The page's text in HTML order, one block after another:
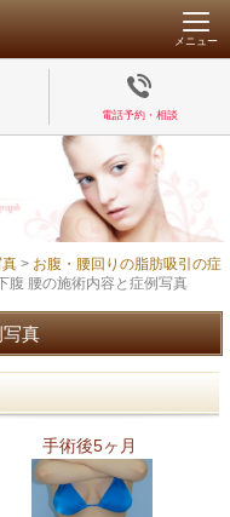
メニュー
電話予約・相談
> お腹・腰回りの脂肪吸引の症
腰の施術内容と症例写真
写真
手術後5ヶ月